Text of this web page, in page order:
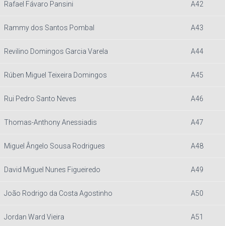
Rafael Fávaro Pansini A42
Rammy dos Santos Pombal A43
Revilino Domingos Garcia Varela A44
Rúben Miguel Teixeira Domingos A45
Rui Pedro Santo Neves A46
Thomas-Anthony Anessiadis A47
Miguel Ângelo Sousa Rodrigues A48
David Miguel Nunes Figueiredo A49
João Rodrigo da Costa Agostinho A50
Jordan Ward Vieira A51